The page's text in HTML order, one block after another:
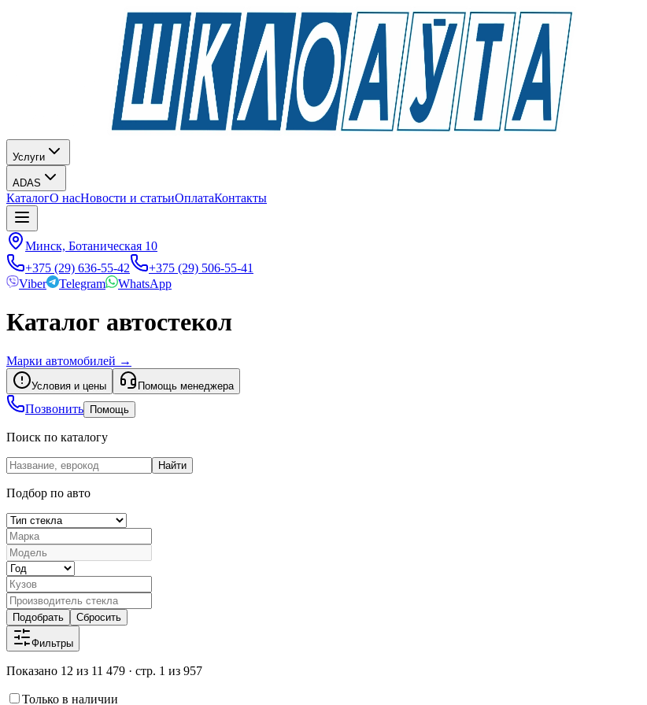
Услуги
ADAS
КаталогО насНовости и статьиОплатаКонтакты
Минск, Ботаническая 10
+375 (29) 636-55-42
+375 (29) 506-55-41
Viber
Telegram WhatsApp
Каталог автостекол
Марки автомобилей →
Условия и цены Помощь менеджера
Позвонить Помощь
Поиск по каталогу
Найти
Подбор по авто
Подобрать Сбросить
Фильтры
Показано 12 из 11 479 · стр. 1 из 957
Только в наличии